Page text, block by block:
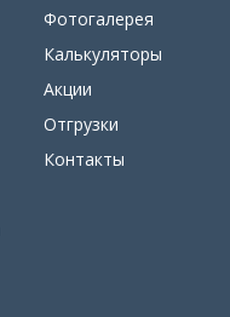
Фотогалерея
Калькуляторы
Акции
Отгрузки
Контакты